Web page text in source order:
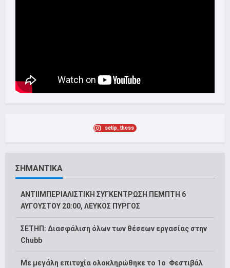
setip_thess
ΣΗΜΑΝΤΙΚΑ
ΑΝΤΙΙΜΠΕΡΙΑΛΙΣΤΙΚΗ ΣΥΓΚΕΝΤΡΩΣΗ ΠΕΜΠΤΗ 6
ΑΥΓΟΥΣΤΟΥ 20:00, ΛΕΥΚΟΣ ΠΥΡΓΟΣ
ΣΕΤΗΠ: Διασφάλιση όλων των θέσεων εργασίας στην
Chubb
Με μεγάλη επιτυχία ολοκληρώθηκε το 1ο Φεστιβάλ